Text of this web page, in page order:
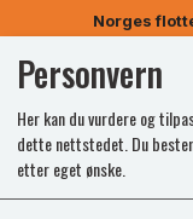
Norges
Personvern
Her kan du vurdere og
dette nettstedet. Du
etter eget ønske.